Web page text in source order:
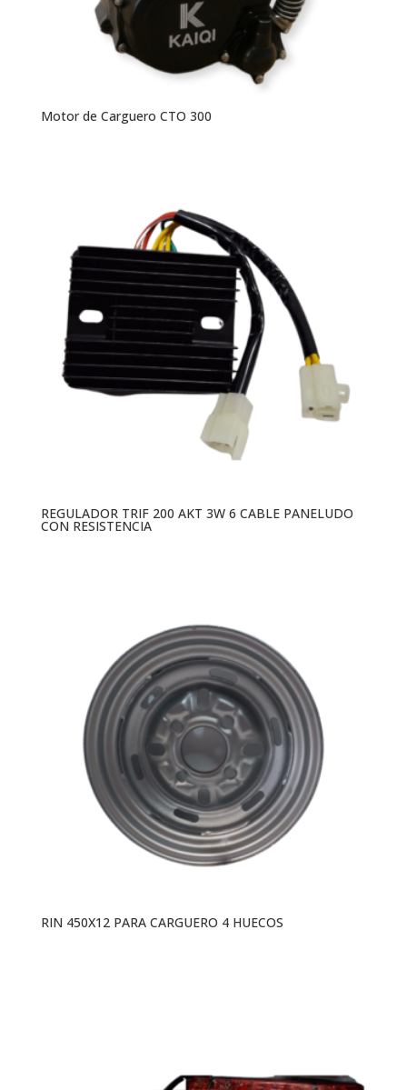
Motor de Carguero CTO 300
REGULADOR TRIF 200 AKT 3W 6 CABLE PANELUDO
CON RESISTENCIA
RIN 450X12 PARA CARGUERO 4 HUECOS